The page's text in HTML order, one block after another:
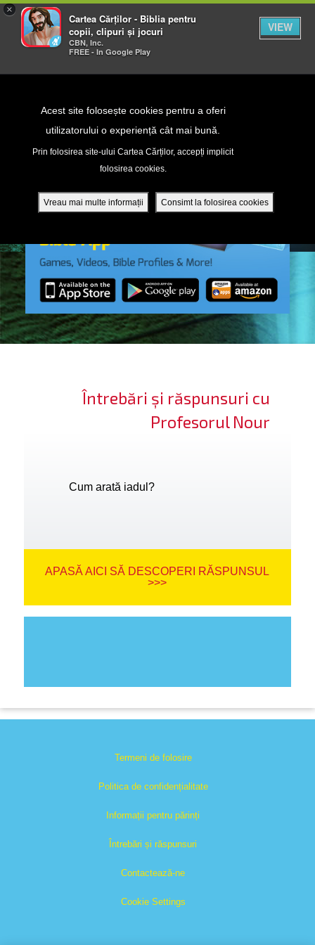
×
Cartea Cărților - Biblia pentru
copii, clipuri și jocuri
CBN, Inc.
FREE - In Google Play
VIEW
Acest site folosește cookies pentru a oferi
utilizatorului o experiență cât mai bună.
Prin folosirea site-ului Cartea Cărților, accepți implicit
folosirea cookies.
Vreau mai multe informații Consimt la folosirea cookies
DVD - Sezoane 1-4
mobilă
te
Întrebări și răspunsuri cu
Profesorul Nour
Cum arată iadul?
APASĂ AICI SĂ DESCOPERI RĂSPUNSUL
>>>
Termeni de folosire
Politica de confidențialitate
Informații pentru părinți
Întrebări și răspunsuri
Contactează-ne
Cookie Settings